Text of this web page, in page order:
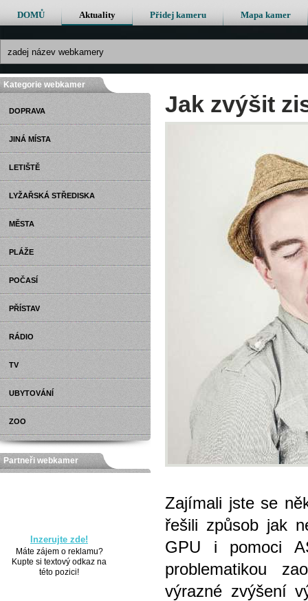
DOMŮ Aktuality Přidej kameru Mapa kamer
Jak zvýšit
Zajímali jste se
řešili způsob jak
GPU i pomoci
problematikou
výrazné zvýšení
Kategorie webkamer
DOPRAVA
JINÁ MÍSTA
LETIŠTĚ
LYŽAŘSKÁ STŘEDISKA
MĚSTA
PLÁŽE
POČASÍ
PŘÍSTAV
RÁDIO
TV
UBYTOVÁNÍ
ZOO
Partneři webkamer
Inzerujte zde!
Máte zájem o reklamu?
Kupte si textový odkaz na
této pozici!